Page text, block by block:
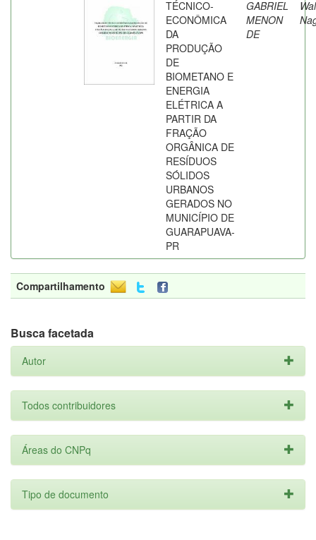
TÉCNICO-
ECONÔMICA
DA
PRODUÇÃO
DE
BIOMETANO E
ENERGIA
ELÉTRICA A
PARTIR DA
FRAÇÃO
ORGÂNICA DE
RESÍDUOS
SÓLIDOS
URBANOS
GERADOS NO
MUNICÍPIO DE
GUARAPUAVA-
PR
GABRIEL
MENON
DE
Compartilhamento
Busca facetada
Autor
Todos contribuidores
Áreas do CNPq
Tipo de documento